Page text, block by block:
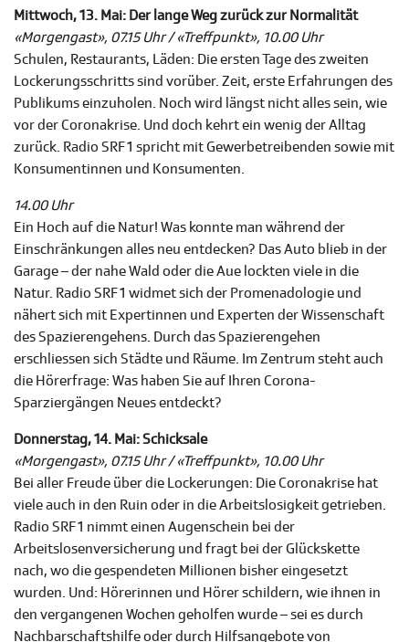
Mittwoch, 13. Mai: Der lange Weg zurück zur Normalität
«Morgengast», 07.15 Uhr / «Treffpunkt», 10.00 Uhr
Schulen, Restaurants, Läden: Die ersten Tage des zweiten
Lockerungsschritts sind vorüber. Zeit, erste Erfahrungen des
Publikums einzuholen. Noch wird längst nicht alles sein, wie
vor der Coronakrise. Und doch kehrt ein wenig der Alltag
zurück. Radio SRF 1 spricht mit Gewerbetreibenden sowie mit
Konsumentinnen und Konsumenten.
14.00 Uhr
Ein Hoch auf die Natur! Was konnte man während der
Einschränkungen alles neu entdecken? Das Auto blieb in der
Garage – der nahe Wald oder die Aue lockten viele in die
Natur. Radio SRF 1 widmet sich der Promenadologie und
nähert sich mit Expertinnen und Experten der Wissenschaft
des Spazierengehens. Durch das Spazierengehen
erschliessen sich Städte und Räume. Im Zentrum steht auch
die Hörerfrage: Was haben Sie auf Ihren Corona-
Sparziergängen Neues entdeckt?
Donnerstag, 14. Mai: Schicksale
«Morgengast», 07.15 Uhr / «Treffpunkt», 10.00 Uhr
Bei aller Freude über die Lockerungen: Die Coronakrise hat
viele auch in den Ruin oder in die Arbeitslosigkeit getrieben.
Radio SRF 1 nimmt einen Augenschein bei der
Arbeitslosenversicherung und fragt bei der Glückskette
nach, wo die gespendeten Millionen bisher eingesetzt
wurden. Und: Hörerinnen und Hörer schildern, wie ihnen in
den vergangenen Wochen geholfen wurde – sei es durch
Nachbarschaftshilfe oder durch Hilfsangebote von